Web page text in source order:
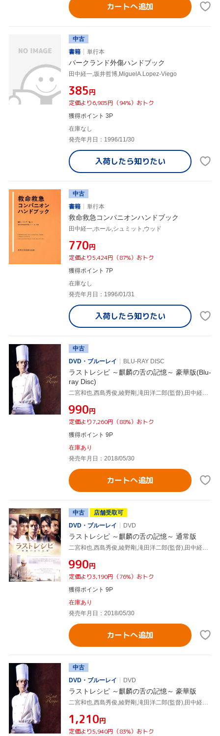
カートへ追加
中古
書籍
単行本
パークランド外傷ハンドブック
田中経一,坂井哲博,MiguelA.Lopez-Viego
¥385円
定価より6,985円（94%）おトク
獲得ポイント 3P
在庫なし
発売年月日：1996/11/30
入荷したら知りたい
中古
書籍
単行本
救命救急コンパニオンハンドブック
田中経一,ホール,シュミット,ウッド
¥770円
定価より5,424円（87%）おトク
獲得ポイント 7P
在庫なし
発売年月日：1996/01/31
入荷したら知りたい
中古
DVD・ブルーレイ
BLU-RAY DISC
ラストレシピ ～麒麟の舌の記憶～ 豪華版(Blu-
ray Disc)
¥990円
定価より7,260円（88%）おトク
獲得ポイント 9P
在庫あり
発売年月日：2018/05/30
カートへ追加
中古
店舗受取可
DVD・ブルーレイ
DVD
ラストレシピ ～麒麟の舌の記憶～ 通常版
¥990円
定価より3,190円（76%）おトク
獲得ポイント 9P
在庫あり
発売年月日：2018/05/30
カートへ追加
中古
DVD・ブルーレイ
DVD
ラストレシピ ～麒麟の舌の記憶～ 豪華版
¥1,210円
定価より5,940円（83%）おトク